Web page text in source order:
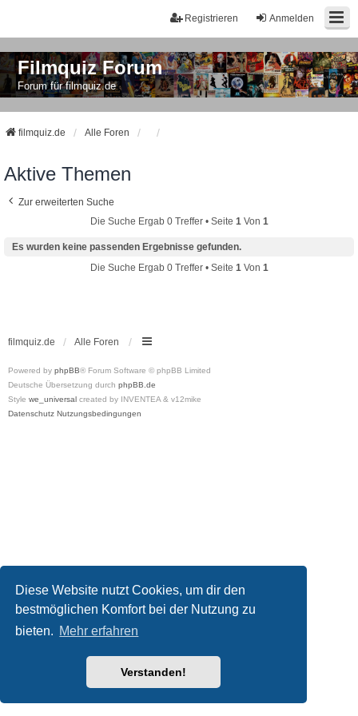
Diese Website nutzt Cookies, um dir den
bestmöglichen Komfort bei der Nutzung zu
bieten. Mehr erfahren
Verstanden!
Anmelden
Registrieren
Filmquiz Forum
Forum für filmquiz.de
filmquiz.de Alle Foren
Aktive Themen
Zur erweiterten Suche
Die Suche Ergab 0 Treffer • Seite 1Von 1
Es wurden keine passenden Ergebnisse gefunden.
Die Suche Ergab 0 Treffer • Seite 1Von 1
filmquiz.de Alle Foren
Powered by phpBB® Forum Software © phpBB Limited
Deutsche Übersetzung durch phpBB.de
Style we_universal created by INVENTEA & v12mike
Datenschutz Nutzungsbedingungen